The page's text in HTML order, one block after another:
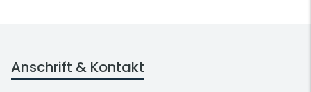
Anschrift & Kontakt